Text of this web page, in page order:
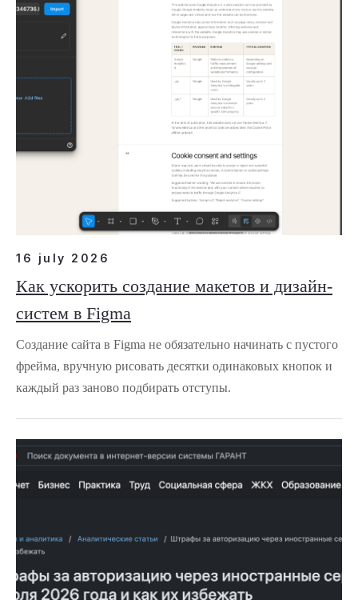
16 july 2026
Как ускорить создание макетов и дизайн-
систем в Figma
Создание сайта в Figma не обязательно начинать с пустого
фрейма, вручную рисовать десятки одинаковых кнопок и
каждый раз заново подбирать отступы.